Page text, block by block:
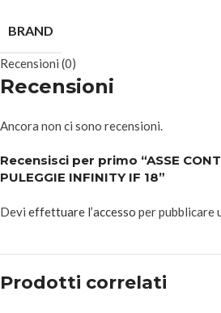
BRAND
Recensioni (0)
Recensioni
Ancora non ci sono recensioni.
Recensisci per primo “ASSE
PULEGGIE INFINITY IF 18”
Devi effettuare l’accesso per pubblicare
Prodotti correlati